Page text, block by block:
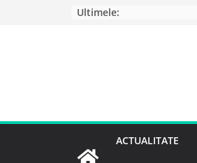
Ultimele:
ACTUALITATE